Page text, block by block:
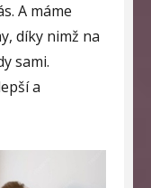
A máme
díky nimž na
sami.
a